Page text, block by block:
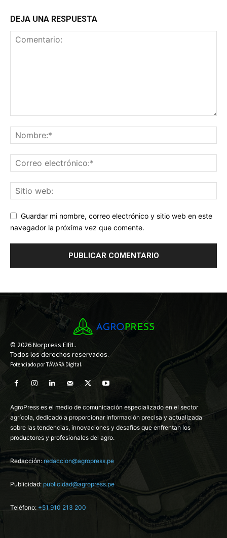
DEJA UNA RESPUESTA
Guardar mi nombre, correo electrónico y sitio web en este
navegador la próxima vez que comente.
© 2026 Norpress EIRL.
Todos los derechos reservados.
Potenciado porTÁVARA Digital.
AgroPress es el medio de comunicación especializado en el sector
agrícola, dedicado a proporcionar información precisa y actualizada
sobre las tendencias, innovaciones y desafíos que enfrentan los
productores y profesionales del agro.
Redacción:redaccion@agropress.pe
Publicidad: publicidad@agropress.pe
Teléfono: +51 910 213 200